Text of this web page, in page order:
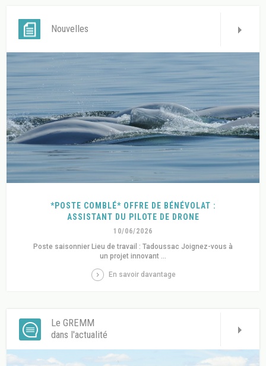
Nouvelles
*POSTE COMBLÉ* OFFRE DE BÉNÉVOLAT :
ASSISTANT DU PILOTE DE DRONE
10/06/2026
Poste saisonnier Lieu de travail : Tadoussac Joignez-vous à
un projet innovant ...
En savoir davantage
Le GREMM
dans l'actualité